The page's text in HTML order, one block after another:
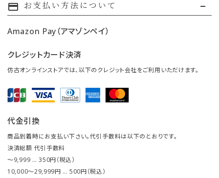
payment お支払い方法について
Amazon Pay（アマゾンペイ）
クレジットカード決済
仿古オンラインストアでは、以下のクレジット会社をご利用いただけます。
代金引換
商品到着時にお支払い下さい。代引手数料は以下のとおりです。
決済総額 代引手数料
～9,999 … 350円（税込）
10,000～29,999円 … 500円（税込）